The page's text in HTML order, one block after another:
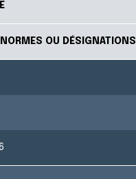
OU